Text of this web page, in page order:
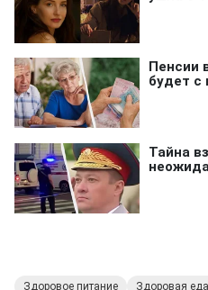
Здоровое питание Здоровая еда